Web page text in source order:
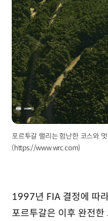
포르투갈 랠리는 험난한 코스와
(https://www.wrc.com)
1997년 FIA 결정에 따
포르투갈은 이후 완전한